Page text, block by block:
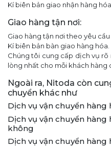
Kí biên bản giao nhận hàng
Giao hàng tận nơi:
Giao hàng tận nơi theo yêu
Kí biên bản bàn giao hàng hóa.
Chúng tôi cung cấp dịch vụ rõ
lòng nhất cho mỗi khách hàng
Ngoài ra, Nitoda còn
chuyển khác như
Dịch vụ vận chuyển
Dịch vụ vận chuyển
không
Dịch vụ vận chuyển